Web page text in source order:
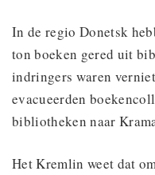
In de regio Donetsk
ton boeken gered uit
indringers waren
evacueerden
bibliotheken naar
Het Kremlin weet dat